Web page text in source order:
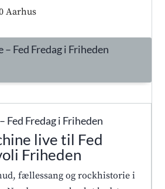
Aarhus
Fed Fredag i Friheden
Fed Fredag i Friheden
live til Fed
Friheden
fællessang og rockhistorie i